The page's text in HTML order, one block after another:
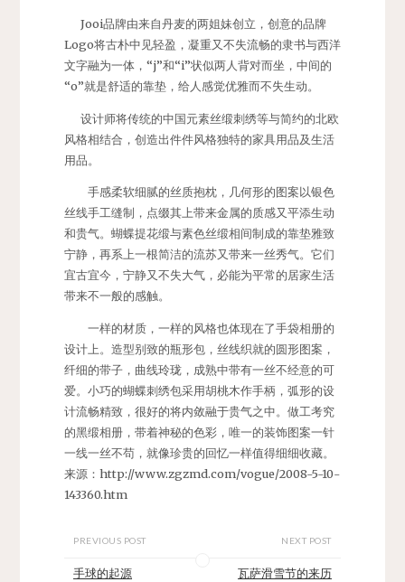
Jooi品牌由来自丹麦的两姐妹创立，创意的品牌
Logo将古朴中见轻盈，凝重又不失流畅的隶书与西洋
文字融为一体，“j”和“i”状似两人背对而坐，中间的
“o”就是舒适的靠垫，给人感觉优雅而不失生动。
设计师将传统的中国元素丝缎刺绣等与简约的北欧
风格相结合，创造出件件风格独特的家具用品及生活
用品。
手感柔软细腻的丝质抱枕，几何形的图案以银色
丝线手工缝制，点缀其上带来金属的质感又平添生动
和贵气。蝴蝶提花缎与素色丝缎相间制成的靠垫雅致
宁静，再系上一根简洁的流苏又带来一丝秀气。它们
宜古宜今，宁静又不失大气，必能为平常的居家生活
带来不一般的感触。
一样的材质，一样的风格也体现在了手袋相册的
设计上。造型别致的瓶形包，丝线织就的圆形图案，
纤细的带子，曲线玲珑，成熟中带有一丝不经意的可
爱。小巧的蝴蝶刺绣包采用胡桃木作手柄，弧形的设
计流畅精致，很好的将内敛融于贵气之中。做工考究
的黑缎相册，带着神秘的色彩，唯一的装饰图案一针
一线一丝不苟，就像珍贵的回忆一样值得细细收藏。
来源： http://www.zgzmd.com/vogue/2008-5-10-
143360.htm
PREVIOUS POST
手球的起源
NEXT POST
瓦萨滑雪节的来历